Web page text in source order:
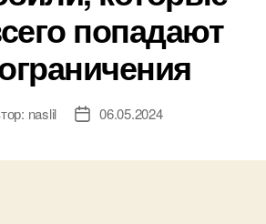
попадают
naslil
Дата06.05.2024